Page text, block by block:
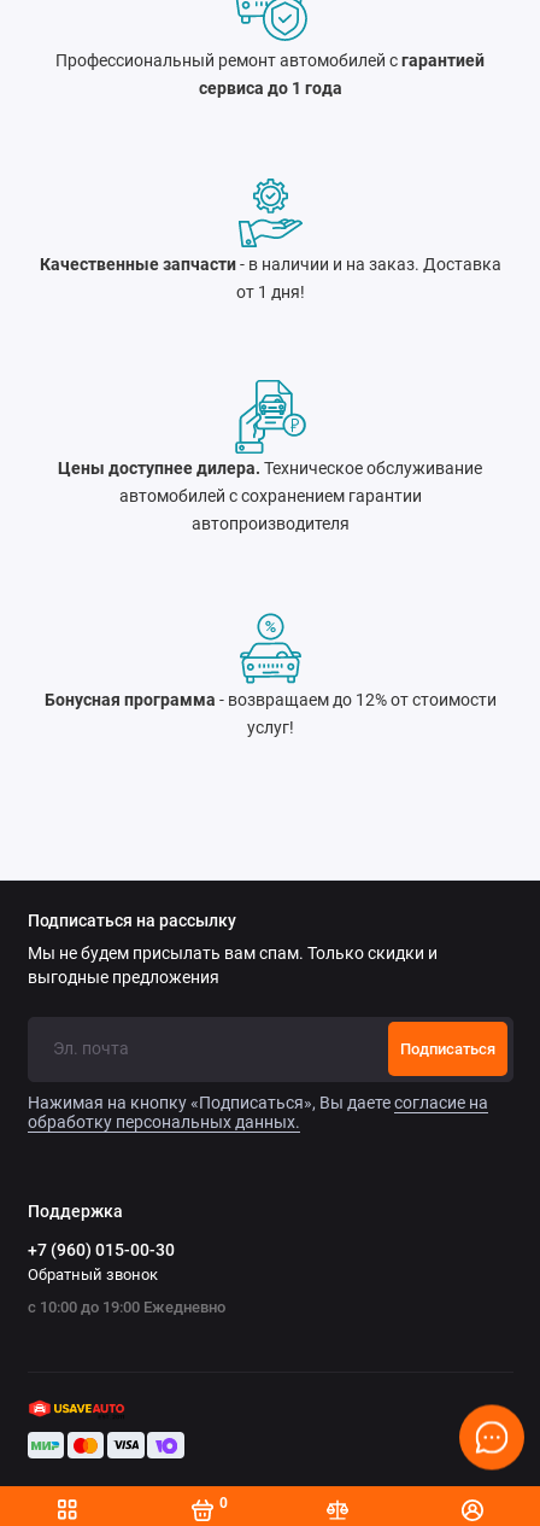
0
Профессиональный ремонт автомобилей сгарантией
сервиса до 1 года
Качественные запчасти- в наличии и на заказ. Доставка
от 1 дня!
Цены доступнее дилера. Техническое обслуживание
автомобилей с сохранением гарантии
автопроизводителя
Бонусная программа - возвращаем до 12% от стоимости
услуг!
Подписаться на рассылку
Мы не будем присылать вам спам. Только скидки и
выгодные предложения
Подписаться
Нажимая на кнопку «Подписаться», Вы даетесогласие на
обработку персональных данных.
Поддержка
+7 (960) 015-00-30
Обратный звонок
с 10:00 до 19:00 Ежедневно